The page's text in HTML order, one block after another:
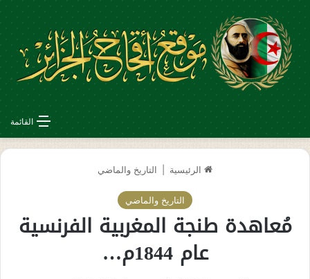
القائمة
الرئيسية التاريخ والماضي
التاريخ والماضي
مُعاهدة طنجة المغربية الفرنسية
عام 1844م…